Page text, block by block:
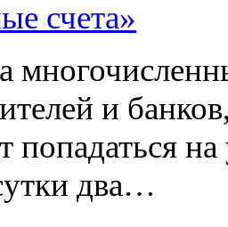
счета»
и
попадаться
два…